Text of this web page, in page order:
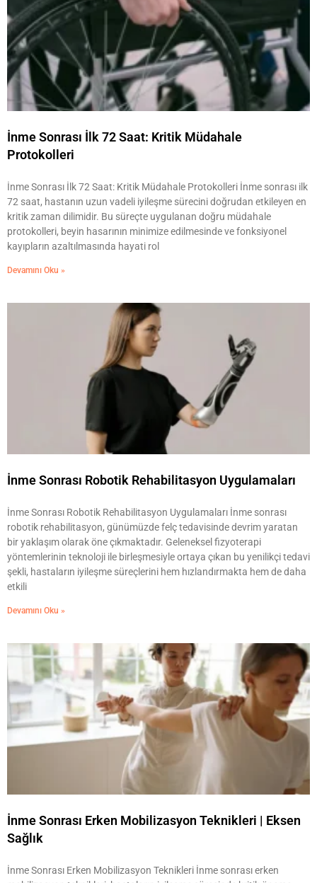
İnme Sonrası İlk 72 Saat: Kritik Müdahale
Protokolleri
İnme Sonrası İlk 72 Saat: Kritik Müdahale Protokolleri İnme sonrası ilk
72 saat, hastanın uzun vadeli iyileşme sürecini doğrudan etkileyen en
kritik zaman dilimidir. Bu süreçte uygulanan doğru müdahale
protokolleri, beyin hasarının minimize edilmesinde ve fonksiyonel
kayıpların azaltılmasında hayati rol
Devamını Oku »
İnme Sonrası Robotik Rehabilitasyon Uygulamaları
İnme Sonrası Robotik Rehabilitasyon Uygulamaları İnme sonrası
robotik rehabilitasyon, günümüzde felç tedavisinde devrim yaratan
bir yaklaşım olarak öne çıkmaktadır. Geleneksel fizyoterapi
yöntemlerinin teknoloji ile birleşmesiyle ortaya çıkan bu yenilikçi tedavi
şekli, hastaların iyileşme süreçlerini hem hızlandırmakta hem de daha
etkili
Devamını Oku »
İnme Sonrası Erken Mobilizasyon Teknikleri | Eksen
Sağlık
İnme Sonrası Erken Mobilizasyon Teknikleri İnme sonrası erken